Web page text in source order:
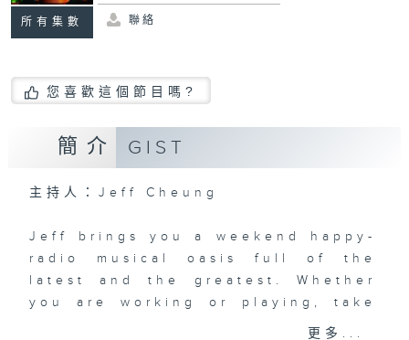
所有集數 聯絡
您喜歡這個節目嗎?
簡介 GIST
主持人：Jeff Cheung
Jeff brings you a weekend happy-
radio musical oasis full of the
latest and the greatest. Whether
you are working or playing, take
us with you, turn us up, and Jeff
更多...